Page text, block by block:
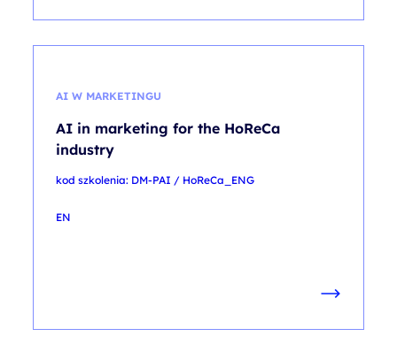
AI W MARKETINGU
AI in marketing for the HoReCa
industry
kod szkolenia: DM-PAI / HoReCa_ENG
EN